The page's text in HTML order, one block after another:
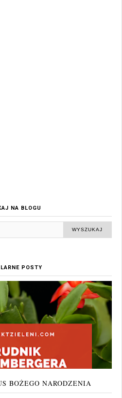
NA BLOGU
POSTY
BOŻEGO NARODZENIA